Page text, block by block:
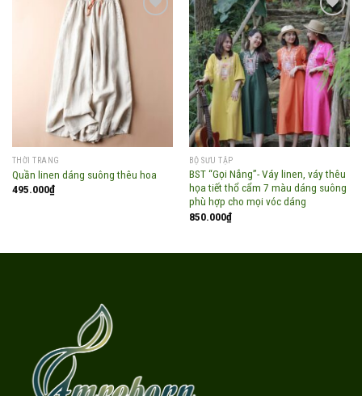
THỜI TRANG
Quần linen dáng suông thêu hoa
495.000₫
Add to
wishlist
BỘ SƯU TẬP
BST “Gọi Nắng”- Váy linen, váy thêu
họa tiết thổ cẩm 7 màu dáng suông
phù hợp cho mọi vóc dáng
850.000₫